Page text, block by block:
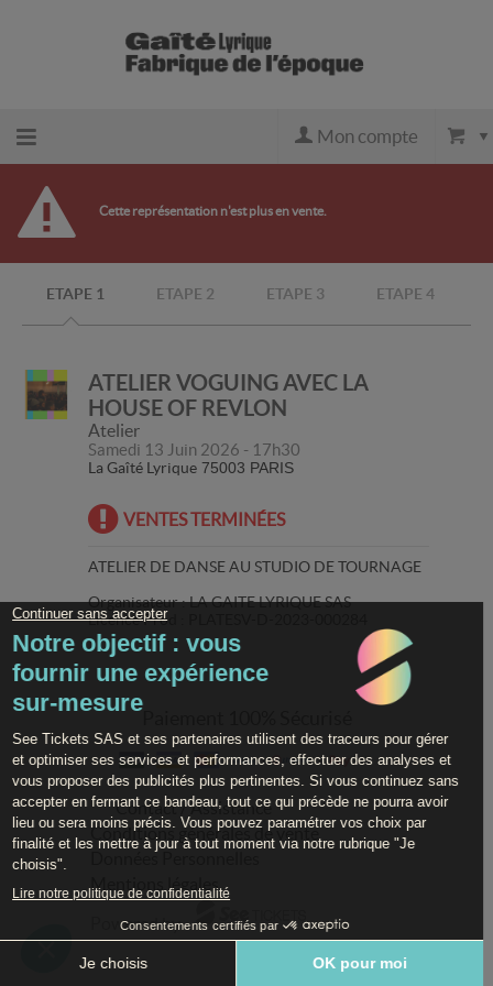
Retour
l'accueil
Retour
Mon compte
Cette représentation n'est plus en vente.
ETAPE 1 ETAPE 2 ETAPE 3 ETAPE 4
ATELIER VOGUING AVEC LA
HOUSE OF REVLON
Atelier
Samedi 13 Juin 2026 - 17h30
La Gaîté Lyrique 75003 PARIS
VENTES TERMINÉES
ATELIER DE DANSE AU STUDIO DE TOURNAGE
Organisateur : LA GAITE LYRIQUE SAS
Licence Prod : PLATESV-D-2023-000284
Paiement 100% Sécurisé
Contact / Assistance
Conditions générales de vente
Données Personnelles
Powered by